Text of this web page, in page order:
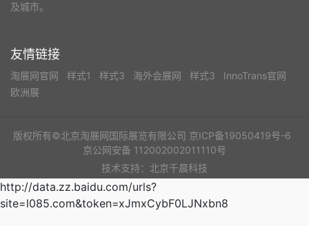
及城市。
友情链接
淘展网官网 样式1 样式3 海外会展网 样式3
InnoTrans官网
欧洲展
版权所有©北京淘展网国际展览有限公司 京ICP备19050419号-6
京公网安备 112002002011110号
技术支持：北京千晨科技
http://data.zz.baidu.com/urls?
site=l085.com&token=xJmxCybF0LJNxbn8